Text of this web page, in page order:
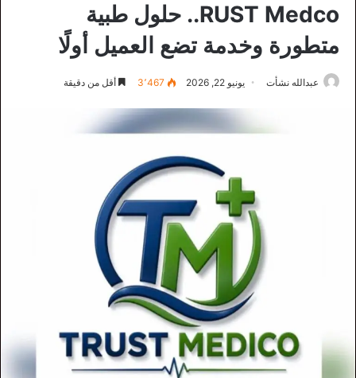
RUST Medco.. حلول طبية
متطورة وخدمة تضع العميل أولًا
عبدالله نشأت يونيو 22, 2026 3٬467 أقل من دقيقة